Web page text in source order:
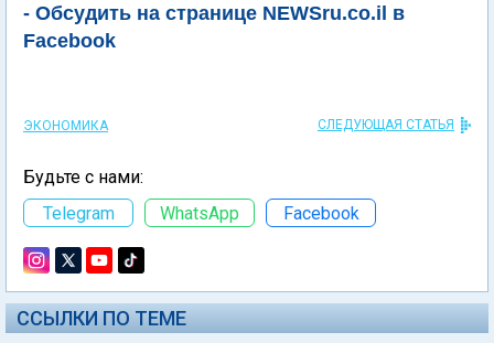
- Обсудить на странице NEWSru.co.il в
Facebook
ЭКОНОМИКА СЛЕДУЮЩАЯ СТАТЬЯ
Будьте с нами:
Telegram
WhatsApp Facebook
ССЫЛКИ ПО ТЕМЕ